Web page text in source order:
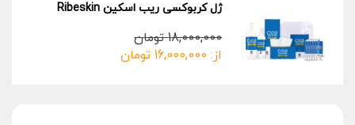
ژل کربوکسی ریب اسکین Ribeskin
18,000,000 تومان
از: 16,000,000 تومان